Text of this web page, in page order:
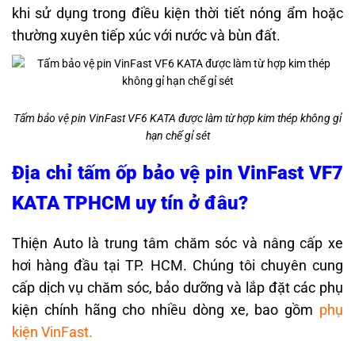
khi sử dụng trong điều kiện thời tiết nóng ẩm hoặc
thường xuyên tiếp xúc với nước và bùn đất.
Tấm bảo vệ pin VinFast VF6 KATA được làm từ hợp kim thép không gỉ
hạn chế gỉ sét
Địa chỉ tấm ốp bảo vệ pin VinFast VF7
KATA TPHCM uy tín ở đâu?
Thiện Autolà trung tâm chăm sóc và nâng cấp xe
hơi hàng đầu tại TP. HCM. Chúng tôi chuyên cung
cấp dịch vụ chăm sóc, bảo dưỡng và lắp đặt các phụ
kiện chính hãng cho nhiều dòng xe, bao gồm phụ
kiện VinFast.